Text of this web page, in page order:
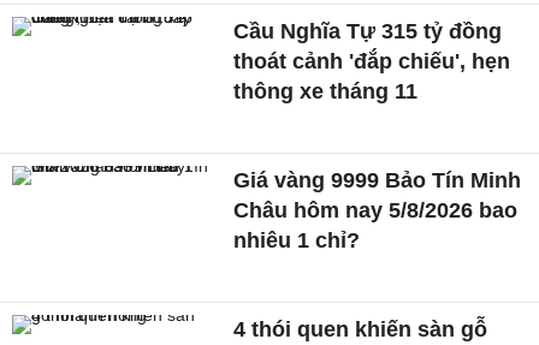
Cầu Nghĩa Tự 315 tỷ đồng
thoát cảnh 'đắp chiếu', hẹn
thông xe tháng 11
Giá vàng 9999 Bảo Tín Minh
Châu hôm nay 5/8/2026 bao
nhiêu 1 chỉ?
4 thói quen khiến sàn gỗ